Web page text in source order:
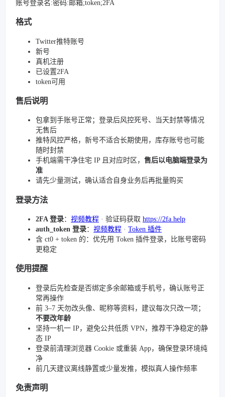
账号登录名:密码:邮箱;token;2FA
格式
Twitter推特账号
新号
真机注册
已设置2FA
token可用
售后说明
包拿到手账号正常；登录后风控死号、当天封禁等情况
无售后
推特风控严格，新号不适合长期使用，库存账号也可能
随时封禁
手机端需干净住宅 IP 且对应时区， 售后以电脑端登录为
准
请先少量测试，确认适合自身业务后再批量购买
登录方法
2FA 登录： 视频教程 · 验证码获取 https://2fa.help
auth_token 登录： 视频教程 · Token 插件
含 ct0 + token 的：优先用 Token 插件登录，比账号密码
更稳定
使用提醒
登录后先检查是否绑定多余邮箱或手机号，确认账号正
常再操作
前 3–7 天勿改头像、昵称等资料，建议每次只改一项；
不要改年龄
坚持一机一 IP，避免公共低质 VPN，推荐干净稳定的静
态 IP
登录前清理浏览器 Cookie 或重装 App，确保登录环境纯
净
前几天建议离线静置或少量发推，模拟真人操作频率
免责声明